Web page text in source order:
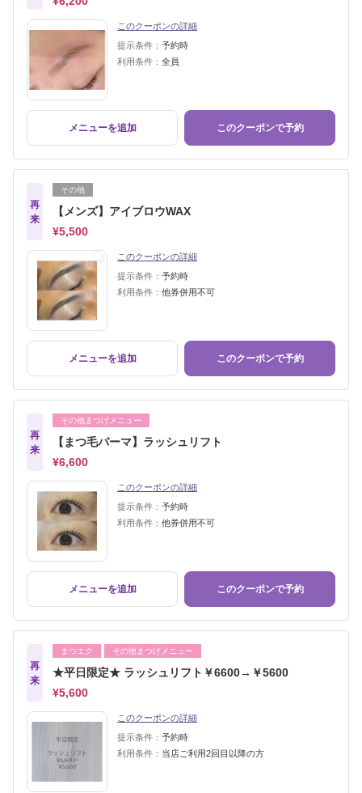
このクーポンの詳細
提示条件： 予約時
利用条件： 全員
メニューを追加 このクーポンで予約
再
来
その他
【メンズ】アイブロウWAX
¥5,500
このクーポンの詳細
提示条件： 予約時
利用条件： 他券併用不可
メニューを追加 このクーポンで予約
再
来
その他まつげメニュー
【まつ毛パーマ】ラッシュリフト
¥6,600
このクーポンの詳細
提示条件： 予約時
利用条件： 他券併用不可
メニューを追加 このクーポンで予約
再
来
まつエク その他まつげメニュー
★平日限定★ ラッシュリフト￥6600→￥5600
¥5,600
このクーポンの詳細
提示条件： 予約時
利用条件： 当店ご利用2回目以降の方